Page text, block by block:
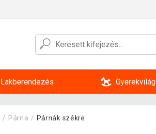
Lakberendezés Gyerekvilág
Párna Párnák székre